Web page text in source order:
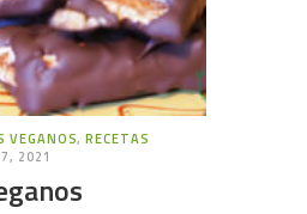
VEGANOS,RECETAS
2021